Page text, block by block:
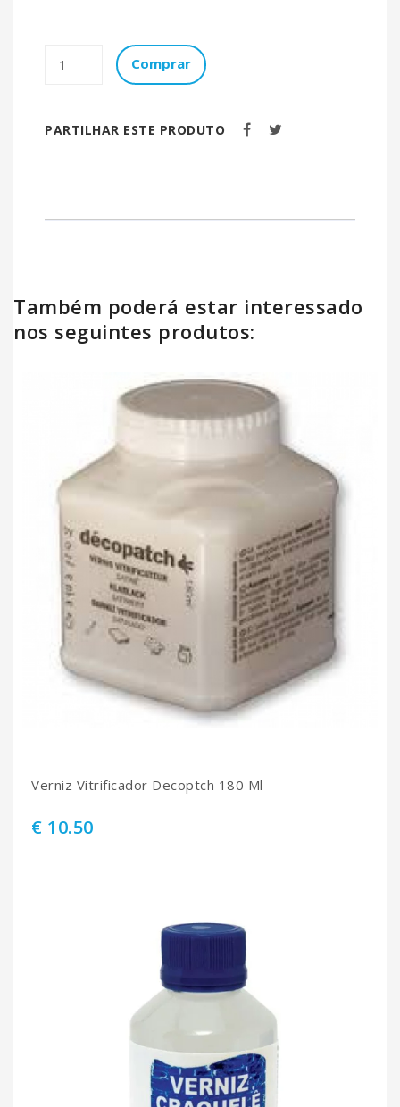
Comprar
PARTILHAR ESTE PRODUTO
Também poderá estar interessado
nos seguintes produtos:
Verniz Vitrificador Decoptch 180 Ml
€ 10.50